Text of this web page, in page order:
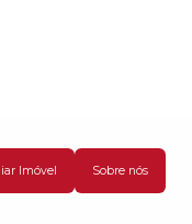
Imóvel Sobre nós